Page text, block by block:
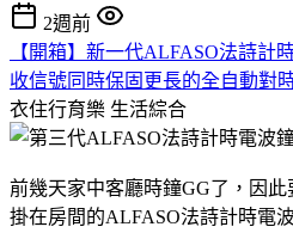
2週前
【開箱】新一代ALFASO法詩計
收信號同時保固更長的全自動對
衣住行育樂 生活綜合
前幾天家中客廳時鐘GG了，因
掛在房間的ALFASO法詩計時電